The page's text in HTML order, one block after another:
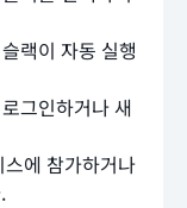
랙이 자동 실행
그인하거나 새
에 참가하거나